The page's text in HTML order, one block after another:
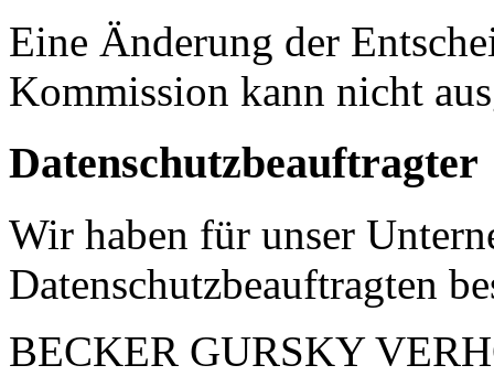
Eine Änderung der
Kommission kann nicht
Datenschutzbeauftragter
Wir haben für unser
Datenschutzbeauftragten
BECKER GURSKY